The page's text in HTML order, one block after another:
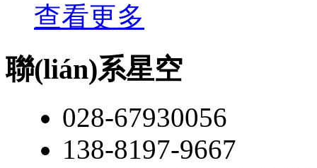
查看更多
聯(lián)系星空
028-67930056
138-8197-9667